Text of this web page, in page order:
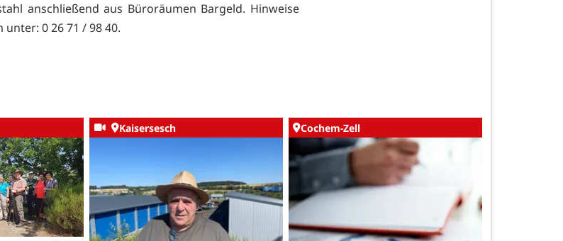
anschließend aus Büroräumen Bargeld. Hinweise
unter: 0 26 71 / 98 40.
Kaisersesch Cochem-Zell